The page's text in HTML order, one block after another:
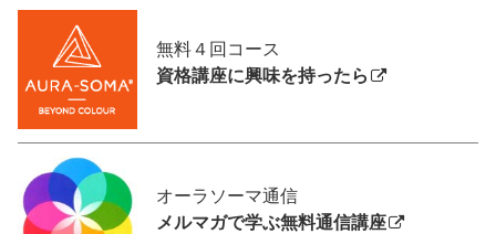
無料４回コース
資格講座に興味を持ったら
オーラソーマ通信
メルマガで学ぶ無料通信講座